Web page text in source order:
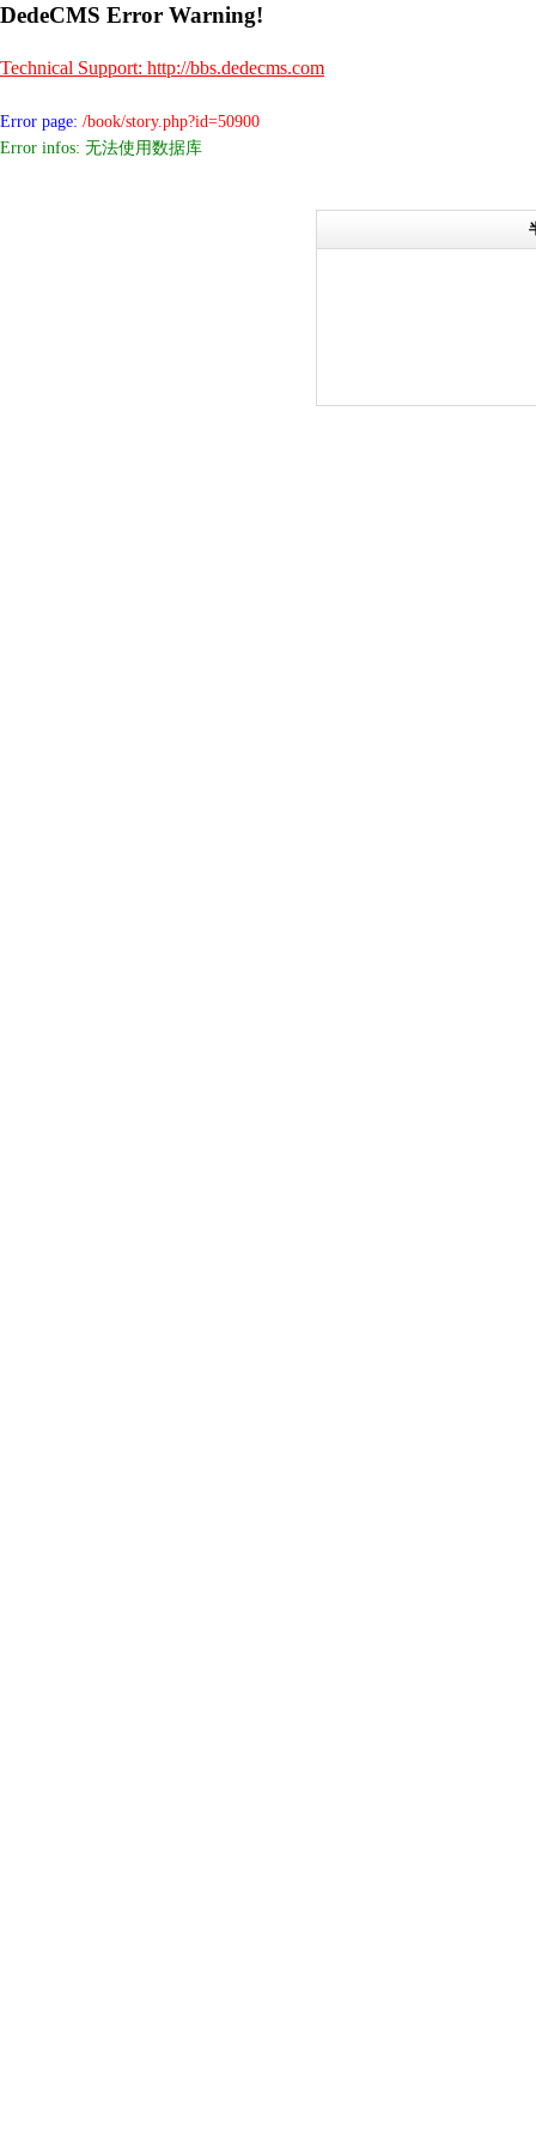
DedeCMS Error Warning!
Technical Support: http://bbs.dedecms.com
Error page: /book/story.php?id=50900
Error infos: 无法使用数据库